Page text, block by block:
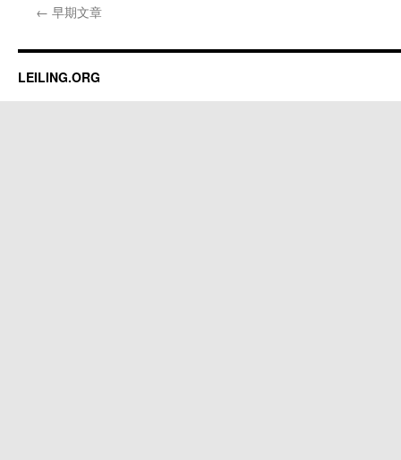
3，
← 早期文章
LEILING.ORG